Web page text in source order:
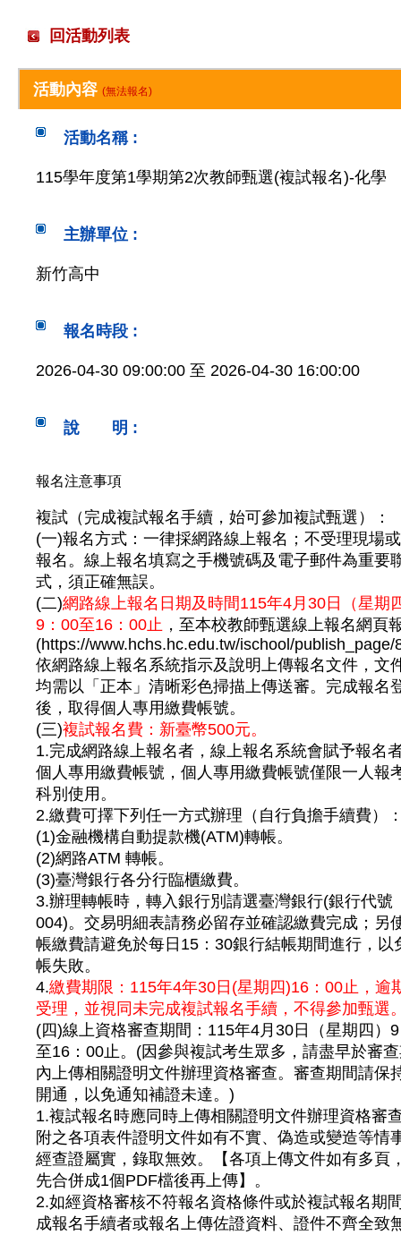
回活動列表
活動內容 (無法報名)
活動名稱 :
115學年度第1學期第2次教師甄選(複試報名)-化學
主辦單位 :
新竹高中
報名時段 :
2026-04-30 09:00:00 至 2026-04-30 16:00:00
說 明 :
報名注意事項
複試（完成複試報名手續，始可參加複試甄選）：
(一)報名方式：一律採網路線上報名；不受理現場
報名。線上報名填寫之手機號碼及電子郵件為重要
式，須正確無誤。
(二)網路線上報名日期及時間115年4月30日（星期
9：00至16：00止 ，至本校教師甄選線上報名網頁
(https://www.hchs.hc.edu.tw/ischool/publish_page/
依網路線上報名系統指示及說明上傳報名文件，文
均需以「正本」清晰彩色掃描上傳送審。完成報名
後，取得個人專用繳費帳號。
(三)複試報名費：新臺幣500元。
1.完成網路線上報名者，線上報名系統會賦予報名
個人專用繳費帳號，個人專用繳費帳號僅限一人報
科別使用。
2.繳費可擇下列任一方式辦理（自行負擔手續費）
(1)金融機構自動提款機(ATM)轉帳。
(2)網路ATM 轉帳。
(3)臺灣銀行各分行臨櫃繳費。
3.辦理轉帳時，轉入銀行別請選臺灣銀行(銀行代號
004)。交易明細表請務必留存並確認繳費完成；另
帳繳費請避免於每日15：30銀行結帳期間進行，以
帳失敗。
4.繳費期限：115年4年30日(星期四)16：00止，逾
受理，並視同未完成複試報名手續，不得參加甄選
(四)線上資格審查期間：115年4月30日（星期四）
至16：00止。(因參與複試考生眾多，請盡早於審
內上傳相關證明文件辦理資格審查。審查期間請保
開通，以免通知補證未達。)
1.複試報名時應同時上傳相關證明文件辦理資格審
附之各項表件證明文件如有不實、偽造或變造等情
經查證屬實，錄取無效。【各項上傳文件如有多頁
先合併成1個PDF檔後再上傳】。
2.如經資格審核不符報名資格條件或於複試報名期
成報名手續者或報名上傳佐證資料、證件不齊全致